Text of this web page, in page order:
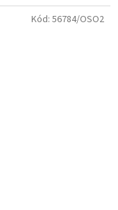
Kód: 56784/OSO2